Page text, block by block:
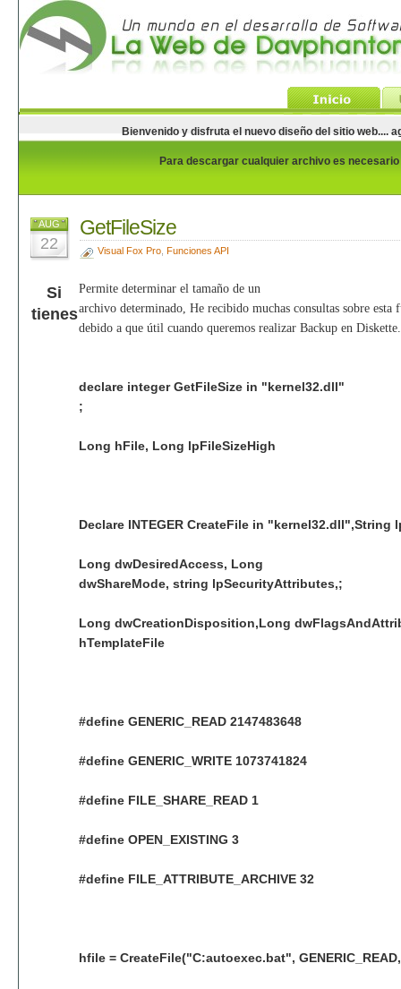
Bienvenido y disfruta el nuevo diseño del sitio web....
Para descargar cualquier archivo es
AUG
22
GetFileSize
Visual Fox Pro, Funciones API
Permite determinar el tamaño de un
archivo determinado, He recibido muchas consultas sobre esta
debido a que útil cuando queremos realizar Backup en Diskette.
declare integer GetFileSize in "kernel32.dll"
;
Long hFile, Long lpFileSizeHigh
Declare INTEGER CreateFile in "kernel32.dll",String
Long dwDesiredAccess, Long
dwShareMode, string lpSecurityAttributes,;
Long dwCreationDisposition,Long
hTemplateFile
#define GENERIC_READ 2147483648
#define GENERIC_WRITE 1073741824
#define FILE_SHARE_READ 1
#define OPEN_EXISTING 3
#define FILE_ATTRIBUTE_ARCHIVE 32
hfile = CreateFile("C:autoexec.bat",
Si
tienes